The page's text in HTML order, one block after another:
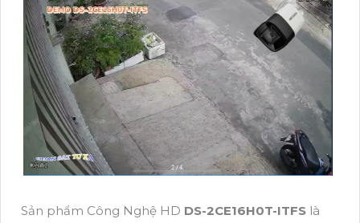
Sản phẩm Công Nghệ HD DS-2CE16H0T-ITFS là